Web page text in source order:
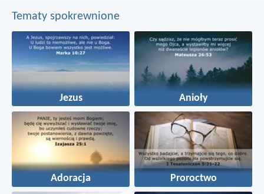
Tematy spokrewnione
Jezus Anioły
Adoracja Proroctwo